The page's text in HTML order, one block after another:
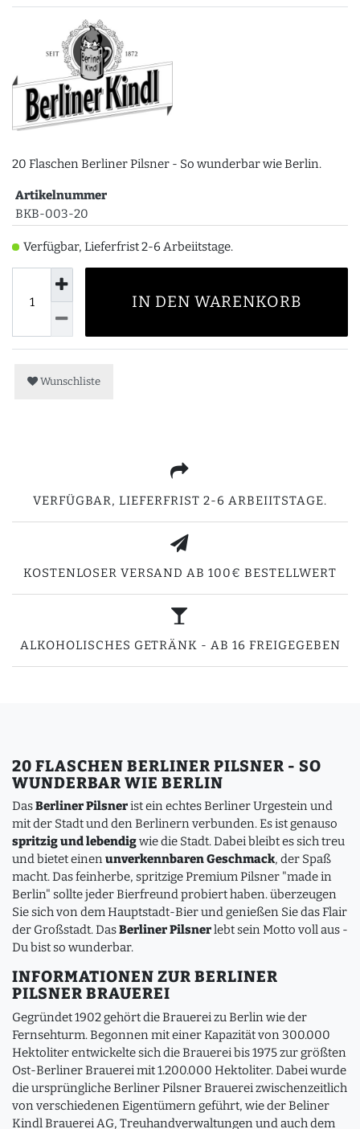
20 Flaschen Berliner Pilsner - So wunderbar wie Berlin.
Artikelnummer
BKB-003-20
Verfügbar, Lieferfrist 2-6 Arbeiitstage.
IN DEN WARENKORB
Wunschliste
VERFÜGBAR, LIEFERFRIST 2-6 ARBEIITSTAGE.
KOSTENLOSER VERSAND AB 100€ BESTELLWERT
ALKOHOLISCHES GETRÄNK - AB 16 FREIGEGEBEN
20 FLASCHEN BERLINER PILSNER - SO
WUNDERBAR WIE BERLIN
DasBerliner Pilsnerist ein echtes Berliner Urgestein und
mit der Stadt und den Berlinern verbunden. Es ist genauso
spritzig und lebendigwie die Stadt. Dabei bleibt es sich treu
und bietet einenunverkennbaren Geschmack, der Spaß
macht. Das feinherbe, spritzige Premium Pilsner "made in
Berlin" sollte jeder Bierfreund probiert haben. überzeugen
Sie sich von dem Hauptstadt-Bier und genießen Sie das Flair
der Großstadt. DasBerliner Pilsnerlebt sein Motto voll aus -
Du bist so wunderbar.
INFORMATIONEN ZUR BERLINER
PILSNER BRAUEREI
Gegründet 1902 gehört die Brauerei zu Berlin wie der
Fernsehturm. Begonnen mit einer Kapazität von 300.000
Hektoliter entwickelte sich die Brauerei bis 1975 zur größten
Ost-Berliner Brauerei mit 1.200.000 Hektoliter. Dabei wurde
die ursprüngliche Berliner Pilsner Brauerei zwischenzeitlich
von verschiedenen Eigentümern geführt, wie der Beliner
Kindl Brauerei AG, Treuhandverwaltungen und auch dem